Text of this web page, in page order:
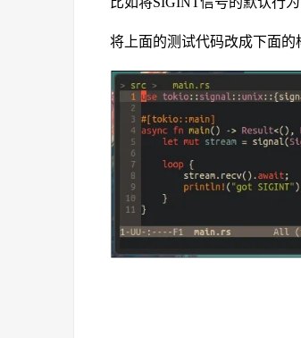
将上面的测试代码改成下面的